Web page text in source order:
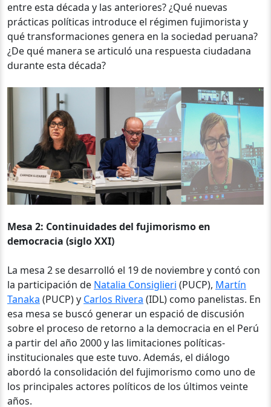
entre esta década y las anteriores? ¿Qué nuevas
prácticas políticas introduce el régimen fujimorista y
qué transformaciones genera en la sociedad peruana?
¿De qué manera se articuló una respuesta ciudadana
durante esta década?
Mesa 2: Continuidades del fujimorismo en
democracia (siglo XXI)
La mesa 2 se desarrolló el 19 de noviembre y contó con
la participación de Natalia Consiglieri (PUCP), Martín
Tanaka (PUCP) y Carlos Rivera (IDL) como panelistas. En
esa mesa se buscó generar un espació de discusión
sobre el proceso de retorno a la democracia en el Perú
a partir del año 2000 y las limitaciones políticas-
institucionales que este tuvo. Además, el diálogo
abordó la consolidación del fujimorismo como uno de
los principales actores políticos de los últimos veinte
años.